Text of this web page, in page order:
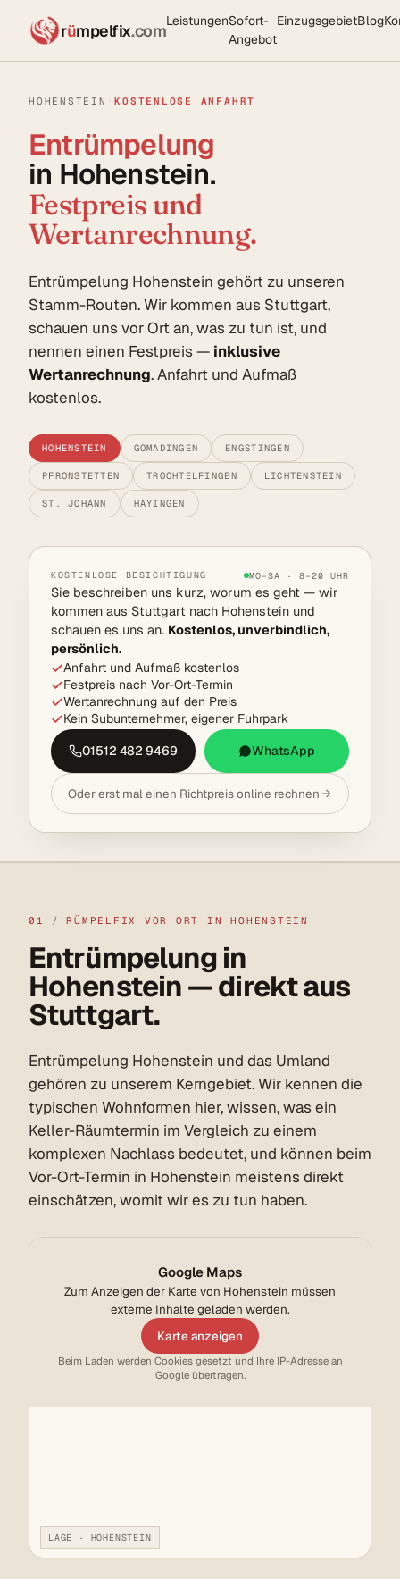
rümpelfix.comLeistungenSofort-
Angebot
EinzugsgebietBlog
HOHENSTEIN ·KOSTENLOSE ANFAHRT
Entrümpelung
in Hohenstein.
Festpreis und
Wertanrechnung.
Entrümpelung Hohenstein gehört zu unseren
Stamm-Routen. Wir kommen aus Stuttgart,
schauen uns vor Ort an, was zu tun ist, und
nennen einen Festpreis — inklusive
Wertanrechnung. Anfahrt und Aufmaß
kostenlos.
HOHENSTEIN GOMADINGEN ENGSTINGEN
PFRONSTETTEN TROCHTELFINGEN LICHTENSTEIN
ST. JOHANN HAYINGEN
KOSTENLOSE BESICHTIGUNG MO–SA · 8–20 UHR
Sie beschreiben uns kurz, worum es geht — wir
kommen aus Stuttgart nach Hohenstein und
schauen es uns an. Kostenlos, unverbindlich,
persönlich.
Anfahrt und Aufmaß kostenlos
Festpreis nach Vor-Ort-Termin
Wertanrechnung auf den Preis
Kein Subunternehmer, eigener Fuhrpark
01512 482 9469
WhatsApp
Oder erst mal einen Richtpreis online rechnen
01 / RÜMPELFIX VOR ORT IN HOHENSTEIN
Entrümpelung in
Hohenstein — direkt aus
Stuttgart.
Entrümpelung Hohenstein und das Umland
gehören zu unserem Kerngebiet. Wir kennen die
typischen Wohnformen hier, wissen, was ein
Keller-Räumtermin im Vergleich zu einem
komplexen Nachlass bedeutet, und können beim
Vor-Ort-Termin in Hohenstein meistens direkt
einschätzen, womit wir es zu tun haben.
Google Maps
Zum Anzeigen der Karte von Hohenstein müssen
externe Inhalte geladen werden.
Karte anzeigen
Beim Laden werden Cookies gesetzt und Ihre IP-Adresse an
Google übertragen.
LAGE · HOHENSTEIN